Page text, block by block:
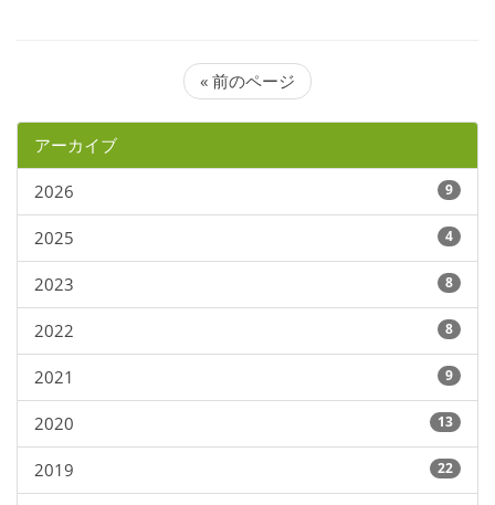
« 前のページ
アーカイブ
2026 9
2025 4
2023 8
2022 8
2021 9
2020 13
2019 22